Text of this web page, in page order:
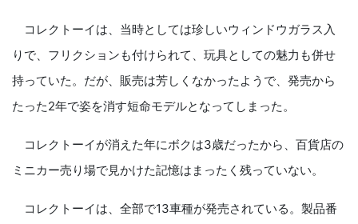
コレクトーイは、当時としては珍しいウィンドウガラス入
りで、フリクションも付けられて、玩具としての魅力も併せ
持っていた。だが、販売は芳しくなかったようで、発売から
たった2年で姿を消す短命モデルとなってしまった。
コレクトーイが消えた年にボクは3歳だったから、百貨店の
ミニカー売り場で見かけた記憶はまったく残っていない。
コレクトーイは、全部で13車種が発売されている。製品番